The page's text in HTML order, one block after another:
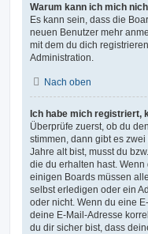
Warum kann ich mich
Es kann sein, dass die
neuen Benutzer mehr
mit dem du dich
Administration.
Nach oben
Ich habe mich registriert,
Überprüfe zuerst, ob du
stimmen, dann gibt es
Jahre alt bist, musst du
die du erhalten hast.
einigen Boards müssen
selbst erledigen oder ein
oder nicht. Wenn du eine
deine E-Mail-Adresse
du dir sicher bist, dass